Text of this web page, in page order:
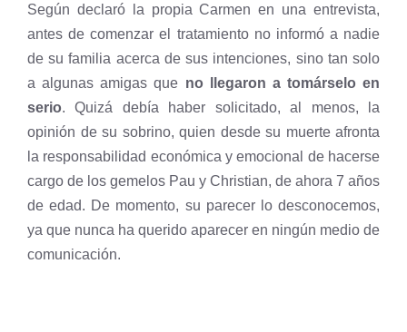
Según declaró la propia Carmen en una entrevista,
antes de comenzar el tratamiento no informó a nadie
de su familia acerca de sus intenciones, sino tan solo
a algunas amigas que no llegaron a tomárselo en
serio. Quizá debía haber solicitado, al menos, la
opinión de su sobrino, quien desde su muerte afronta
la responsabilidad económica y emocional de hacerse
cargo de los gemelos Pau y Christian, de ahora 7 años
de edad. De momento, su parecer lo desconocemos,
ya que nunca ha querido aparecer en ningún medio de
comunicación.